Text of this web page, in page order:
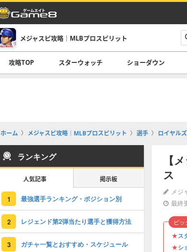
メジャスピ攻略｜MLBプロスピリット
攻略TOP スターウォッチ ショーダウン
ホーム メジャスピ攻略｜MLBプロスピリット 選手 ロイヤルズ
【
ス
メジ
最終
★ス
★シ
ピ
ランキング
人気記事 掲示板
1 最強選手ランキング・ポジション別
2 レジェンド第2弾当たり選手と獲得方法
3 ガチャ一覧とおすすめ・スケジュール